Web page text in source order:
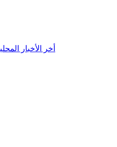
أخر الأخبار